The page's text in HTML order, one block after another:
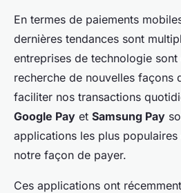
En termes de paiements
dernières tendances sont
entreprises de technologie sont
recherche de nouvelles façons
faciliter nos transactions
Google Pay et Samsung Pay
applications les plus
notre façon de payer.
Ces applications ont